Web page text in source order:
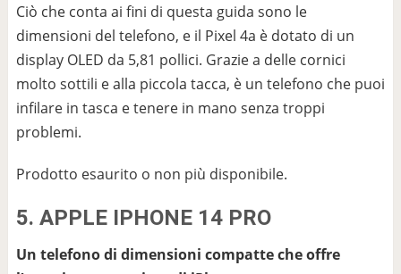
Ciò che conta ai fini di questa guida sono le
dimensioni del telefono, e il Pixel 4a è dotato di un
display OLED da 5,81 pollici. Grazie a delle cornici
molto sottili e alla piccola tacca, è un telefono che puoi
infilare in tasca e tenere in mano senza troppi
problemi.
Prodotto esaurito o non più disponibile.
5. APPLE IPHONE 14 PRO
Un telefono di dimensioni compatte che offre